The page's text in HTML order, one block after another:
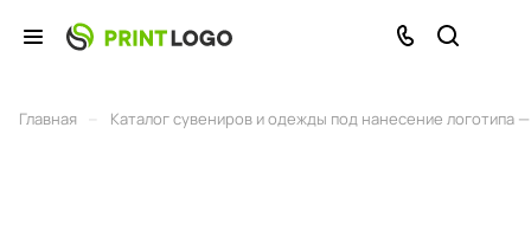
Главная Каталог сувениров и одежды под нанесение логотипа